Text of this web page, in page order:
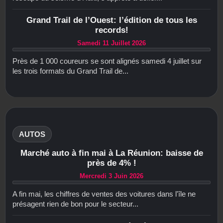
Grand Trail de l’Ouest: l’édition de tous les
records!
Samedi 11 Juillet 2026
Près de 1 000 coureurs se sont alignés samedi 4 juillet sur
les trois formats du Grand Trail de...
AUTOS
Marché auto à fin mai à La Réunion: baisse de
près de 4% !
Mercredi 3 Juin 2026
A fin mai, les chiffres de ventes des voitures dans l'île ne
présagent rien de bon pour le secteur...